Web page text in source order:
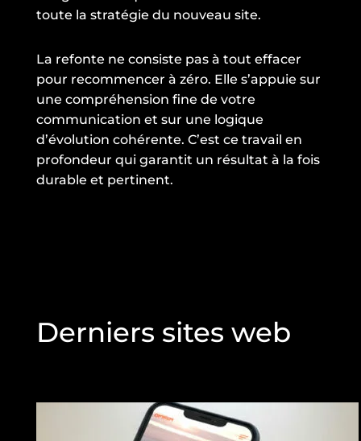
toute la stratégie du nouveau site.
La refonte ne consiste pas à tout effacer
pour recommencer à zéro. Elle s’appuie sur
une compréhension fine de votre
communication et sur une logique
d’évolution cohérente. C’est ce travail en
profondeur qui garantit un résultat à la fois
durable et pertinent.
Derniers sites web